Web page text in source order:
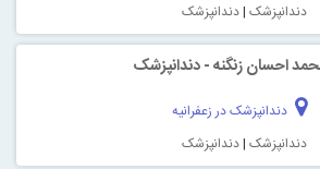
دندانپزشک |دندانپزشک
احسان زنگنه - دندانپزشک
دندانپزشک در زعفرانیه
دندانپزشک |دندانپزشک